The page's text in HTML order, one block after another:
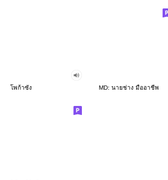
โพก้าซัง MD: นายช่าง มืออาชีพ